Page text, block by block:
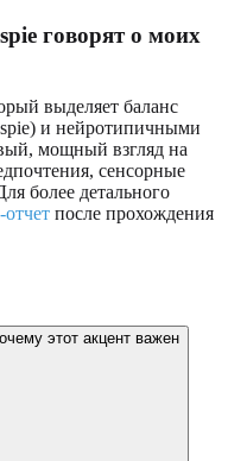
говорят о моих
выделяет баланс
и нейротипичными
мощный взгляд на
сенсорные
более детального
после прохождения
этот акцент важен